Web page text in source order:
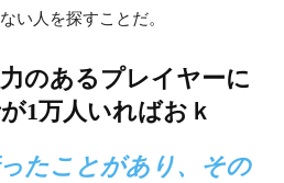
い人を探すことだ。
のあるプレイヤーに
1万人いればおｋ
たことがあり、その